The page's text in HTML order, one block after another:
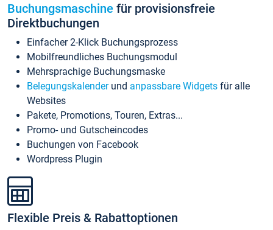
Buchungsmaschine für provisionsfreie
Direktbuchungen
Einfacher 2-Klick Buchungsprozess
Mobilfreundliches Buchungsmodul
Mehrsprachige Buchungsmaske
Belegungskalenderund anpassbare Widgets für alle
Websites
Pakete, Promotions, Touren, Extras...
Promo- und Gutscheincodes
Buchungen von Facebook
Wordpress Plugin
Flexible Preis & Rabattoptionen